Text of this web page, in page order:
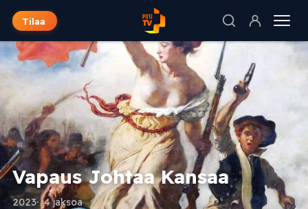
Tilaa
Vapaus Johtaa Kansaa
2023 4 jaksoa